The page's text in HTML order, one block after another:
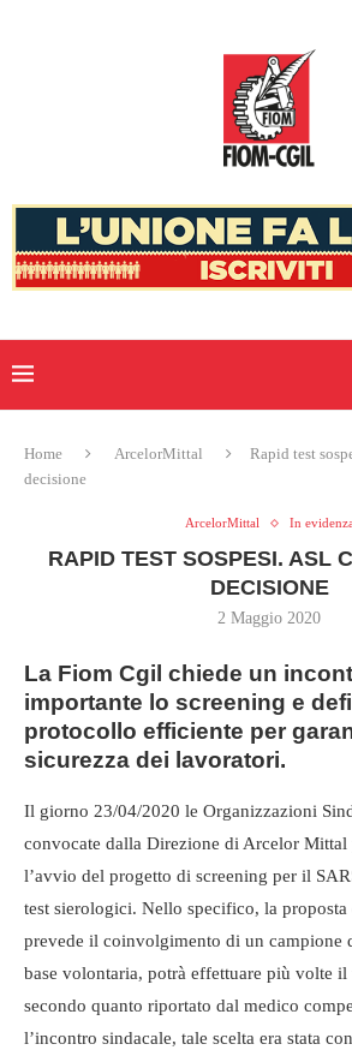
Home ArcelorMittal
Rapid test
decisione
ArcelorMittal In
RAPID TEST SOSPESI. ASL
DECISIONE
2 Maggio 2020
La Fiom Cgil chiede un
importante lo screening e
protocollo efficiente per
sicurezza dei lavoratori.
Il giorno 23/04/2020 le Organizzazioni
convocate dalla Direzione di Arcelor Mittal
l’avvio del progetto di screening per il
test sierologici. Nello specifico, la
prevede il coinvolgimento di un campione
base volontaria, potrà effettuare più volte
secondo quanto riportato dal medico
l’incontro sindacale, tale scelta era stata